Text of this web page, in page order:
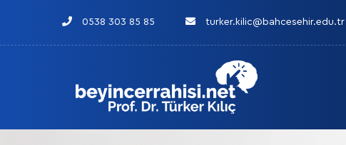
0538 303 85 85 turker.kilic@bahcesehir.edu.tr